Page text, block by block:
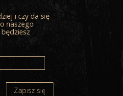
W
i czy da się
naszego
Zapisz się